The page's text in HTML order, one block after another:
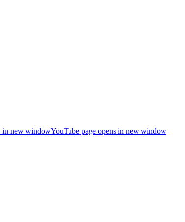
in new windowYouTube page opens in new window